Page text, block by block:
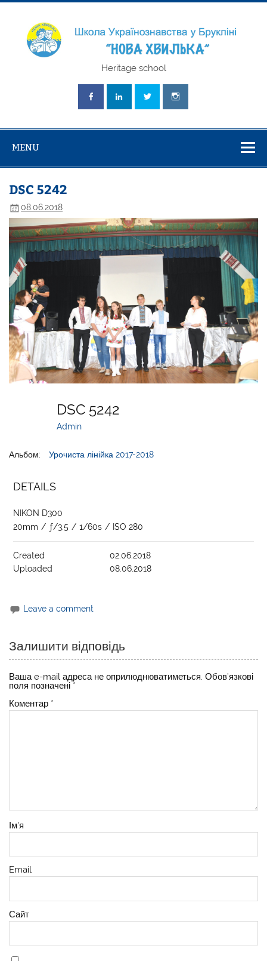
Skip
"Нова
Heritage school
MENU
DSC 5242
08.06.2018
DSC 5242
Admin
Альбом: Урочиста лінійка 2017-2018
DETAILS
NIKON D300
20mm / ƒ/3.5 / 1/60s / ISO 280
Created
02.06.2018
Uploaded
08.06.2018
Leave a comment
Залишити відповідь
Ваша e-mail адреса не оприлюднюватиметься. Обов’язкові
поля позначені *
Коментар *
Ім'я
Email
Сайт